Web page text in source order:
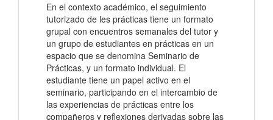
En el contexto académico, el seguimiento
tutorizado de les prácticas tiene un formato
grupal con encuentros semanales del tutor y
un grupo de estudiantes en prácticas en un
espacio que se denomina Seminario de
Prácticas, y un formato individual. El
estudiante tiene un papel activo en el
seminario, participando en el intercambio de
las experiencias de prácticas entre los
compañeros y reflexiones derivadas sobre las